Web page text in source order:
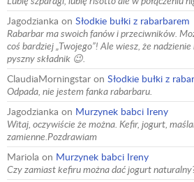
Jagodzianka on Słodkie bułki z rabarbarem
Rabarbar ma swoich fanów i przeciwników.
coś bardziej „Twojego”! Ale wiesz, że
pyszny składnik 😉.
ClaudiaMorningstar on Słodkie bułki z
Odpada, nie jestem fanka rabarbaru.
Jagodzianka on Murzynek babci Ireny
Witaj, oczywiście że można. Kefir, jogurt,
zamienne.Pozdrawiam
Mariola on Murzynek babci Ireny
Czy zamiast kefiru można dać jogurt